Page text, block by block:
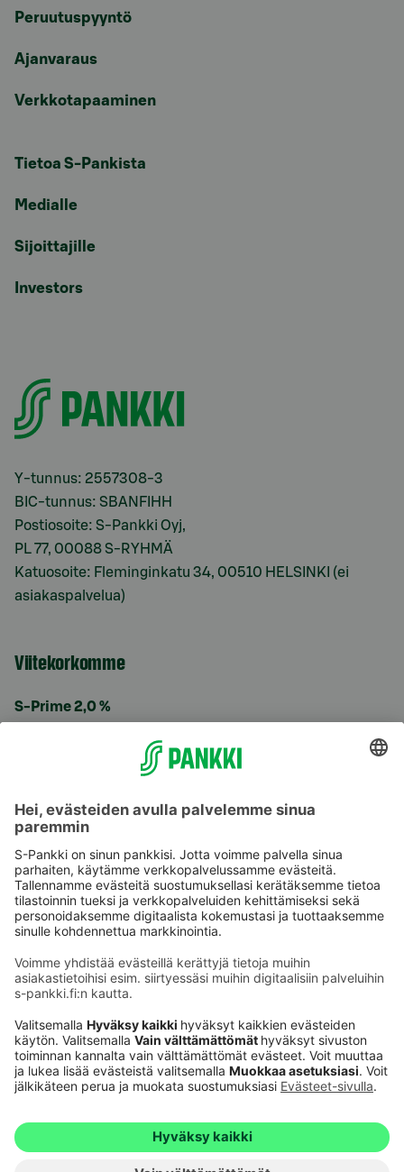
Peruutuspyyntö
Ajanvaraus
Verkkotapaaminen
Tietoa S-Pankista
Medialle
Sijoittajille
Investors
Y-tunnus: 2557308-3
BIC-tunnus: SBANFIHH
Postiosoite: S-Pankki Oyj,
PL 77, 00088 S-RYHMÄ
Katuosoite: Fleminginkatu 34, 00510 HELSINKI (ei
asiakaspalvelua)
Viitekorkomme
S-Prime 2,0 %
Käyttöehdot
Saavutettavuusseloste
Evästeet
Verkkopalvelujen käytön edellytykset